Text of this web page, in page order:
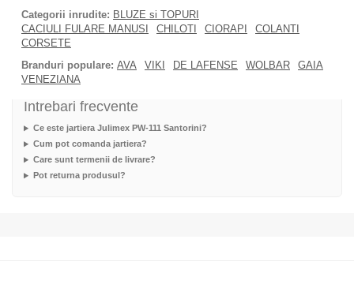
Categorii inrudite: BLUZE si TOPURI
CACIULI FULARE MANUSI
CHILOTI CIORAPI
COLANTI
CORSETE
Branduri populare: AVA VIKI DE LAFENSE WOLBAR
GAIA
VENEZIANA
Intrebari frecvente
Ce este jartiera Julimex PW-111 Santorini?
Cum pot comanda jartiera?
Care sunt termenii de livrare?
Pot returna produsul?